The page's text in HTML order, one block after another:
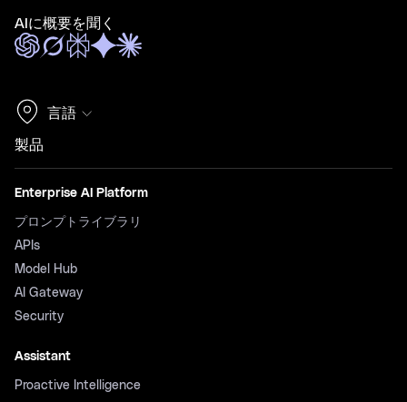
AIに概要を聞く
言語
製品
Enterprise AI Platform
プロンプトライブラリ
APIs
Model Hub
AI Gateway
Security
Assistant
Proactive Intelligence